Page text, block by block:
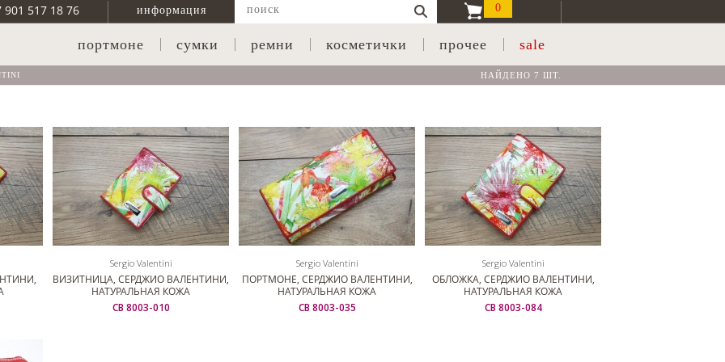
901 517 18 76 информация 0
портмоне сумки ремни косметички прочее sale
НАЙДЕНО 7 ШТ.
Sergio Valentini
ВИЗИТНИЦА, СЕРДЖИО ВАЛЕНТИНИ,
НАТУРАЛЬНАЯ КОЖА
СВ 8003-010
Sergio Valentini
ПОРТМОНЕ, СЕРДЖИО ВАЛЕНТИНИ,
НАТУРАЛЬНАЯ КОЖА
СВ 8003-035
Sergio Valentini
ОБЛОЖКА, СЕРДЖИО ВАЛЕНТИНИ,
НАТУРАЛЬНАЯ КОЖА
СВ 8003-084